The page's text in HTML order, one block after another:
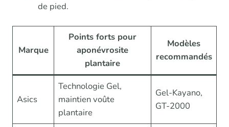
de pied.
Marque
Points forts pour
aponévrosite
plantaire
Modèles
recommandés
Asics
Technologie Gel,
maintien voûte
plantaire
Gel-Kayano,
GT-2000